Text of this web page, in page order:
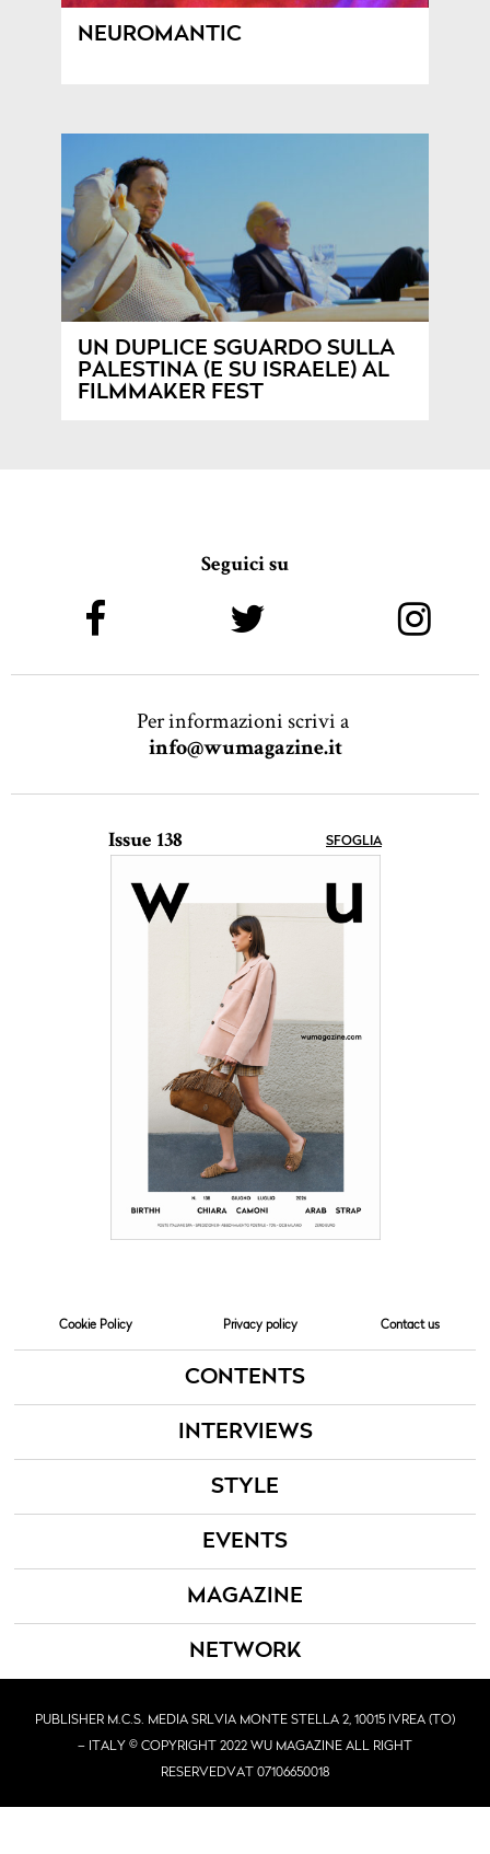
NEUROMANTIC
UN DUPLICE SGUARDO SULLA
PALESTINA (E SU ISRAELE) AL
FILMMAKER FEST
Seguici su
Per informazioni scrivi a
info@wumagazine.it
Issue 138 SFOGLIA
Cookie Policy Privacy policy Contact us
CONTENTS
INTERVIEWS
STYLE
EVENTS
MAGAZINE
NETWORK
PUBLISHER M.C.S. MEDIA SRLVIA MONTE STELLA 2, 10015 IVREA (TO)
– ITALY © COPYRIGHT 2022 WU MAGAZINE ALL RIGHT
RESERVEDVAT 07106650018